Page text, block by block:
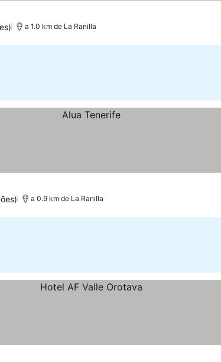
a 1.0 km de La Ranilla
a 0.9 km de La Ranilla